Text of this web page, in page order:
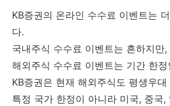
KB증권의 온라인 수수료 이벤트는
다.
국내주식 수수료 이벤트는 흔하지만,
해외주식 수수료 이벤트는 기간 한
KB증권은 현재 해외주식도 평생우
특정 국가 한정이 아니라 미국, 중국,